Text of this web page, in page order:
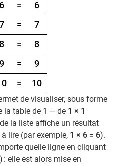
6 =
6
7 =
7
8 =
8
9 =
9
= 10
de visualiser, sous forme
la table de 1 — de 1 × 1
la liste affiche un résultat
lire (par exemple, 1 × 6 = 6).
quelle ligne en cliquant
: elle est alors mise en